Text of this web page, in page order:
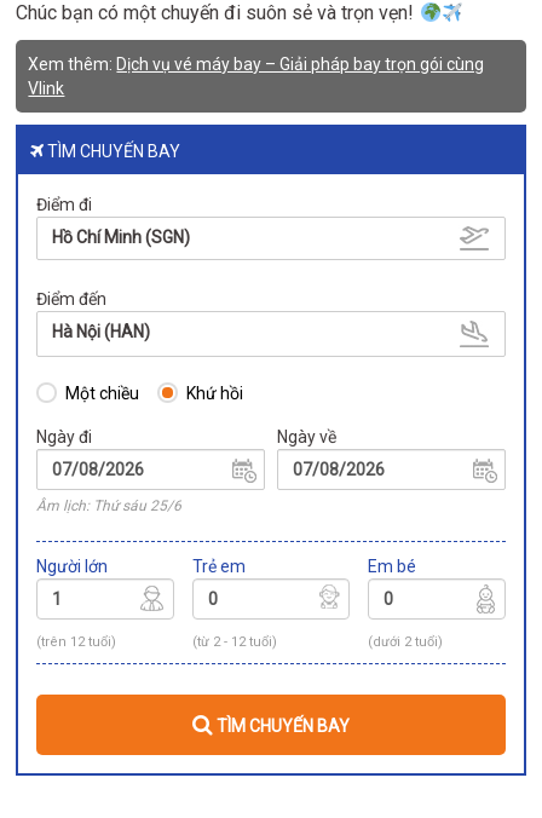
Chúc bạn có một chuyến đi suôn sẻ và trọn vẹn!
Xem thêm: Dịch vụ vé máy bay – Giải pháp bay trọn gói cùng
Vlink
TÌM CHUYẾN BAY
Điểm đi
Hồ Chí Minh (SGN)
Điểm đến
Hà Nội (HAN)
Một chiều Khứ hồi
Ngày đi
Âm lịch: Thứ sáu 25/6
Ngày về
Người lớn
(trên 12 tuổi)
Trẻ em
(từ 2 - 12 tuổi)
Em bé
(dưới 2 tuổi)
TÌM CHUYẾN BAY